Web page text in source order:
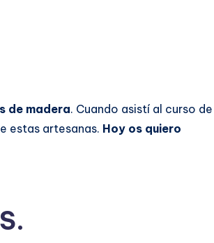
de madera. Cuando asistí al curso de
estas artesanas. Hoy os quiero